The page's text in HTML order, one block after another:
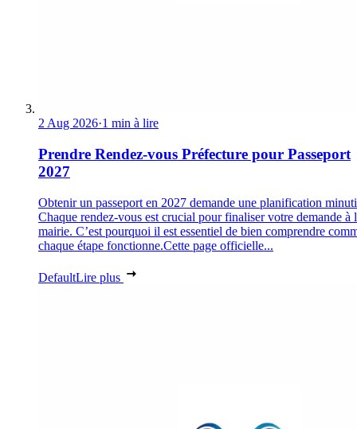
2 Aug 2026·1 min à lire
Prendre Rendez-vous Préfecture pour Passeport
2027
Obtenir un passeport en 2027 demande une planification
Chaque rendez-vous est crucial pour finaliser votre demande à
mairie. C’est pourquoi il est essentiel de bien comprendre
chaque étape fonctionne.Cette page officielle...
DefaultLire plus